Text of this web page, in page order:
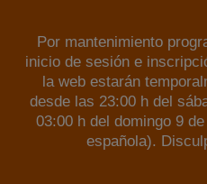
Por mantenimiento
inicio de sesión e
la web estarán
desde las 23:00 h del
03:00 h del domingo 9
española).